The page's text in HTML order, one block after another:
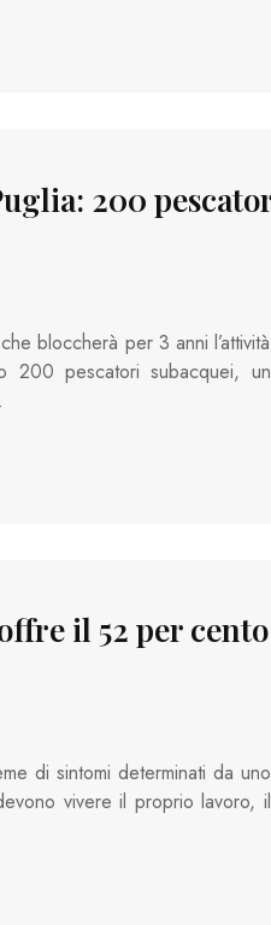
200
bloccherà per 3 anni l’attività
200 pescatori subacquei, un
il 52 per
di sintomi determinati da uno
vivere il proprio lavoro, il